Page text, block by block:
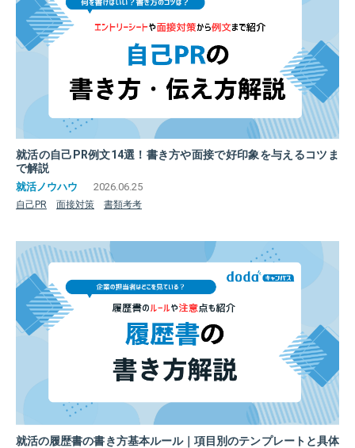
就活の自己PR例文14選！書き方や面接で好印象を与えるコツま
で解説
2026.06.25
自己PR 面接対策 書類考考
就活の履歴書の書き方基本ルール｜項目別のテンプレートと具体